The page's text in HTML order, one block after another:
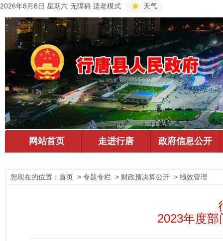
2026年8月8日 星期六 无障碍 适老模式 天气
您现在的位置： 首页 > 专题专栏 > 财政预决算公开 > 绩效管理
2023年度